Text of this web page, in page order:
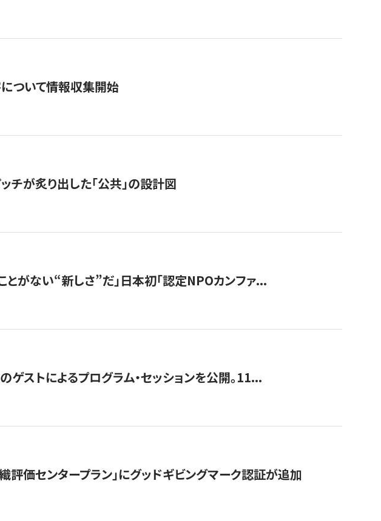
について情報収集開始
が炙り出した「公共」の設計図
がない“新しさ”だ」日本初「認定NPOカンファ...
ストによるプログラム・セッションを公開。11...
評価センタープラン」にグッドギビングマーク認証が追加